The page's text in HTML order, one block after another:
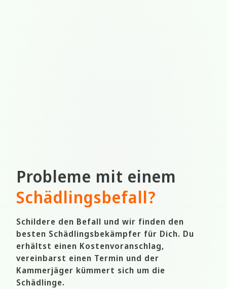
Probleme mit einem
Schädlingsbefall?
Schildere den Befall und wir finden den
besten Schädlingsbekämpfer für Dich. Du
erhältst einen Kostenvoranschlag,
vereinbarst einen Termin und der
Kammerjäger kümmert sich um die
Schädlinge.